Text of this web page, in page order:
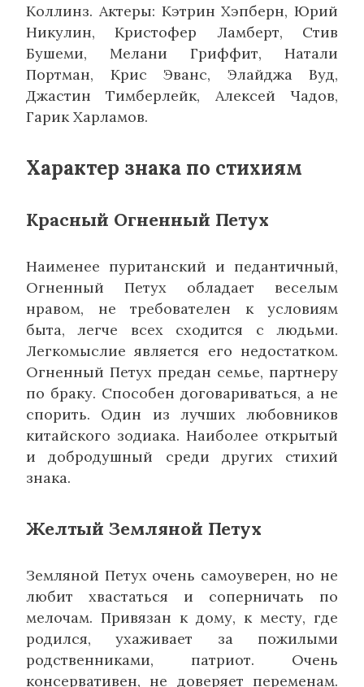
Коллинз. Актеры: Кэтрин Хэпберн, Юрий
Никулин, Кристофер Ламберт, Стив
Бушеми, Мелани Гриффит, Натали
Портман, Крис Эванс, Элайджа Вуд,
Джастин Тимберлейк, Алексей Чадов,
Гарик Харламов.
Характер знака по стихиям
Красный Огненный Петух
Наименее пуританский и педантичный,
Огненный Петух обладает веселым
нравом, не требователен к условиям
быта, легче всех сходится с людьми.
Легкомыслие является его недостатком.
Огненный Петух предан семье, партнеру
по браку. Способен договариваться, а не
спорить. Один из лучших любовников
китайского зодиака. Наиболее открытый
и добродушный среди других стихий
знака.
Желтый Земляной Петух
Земляной Петух очень самоуверен, но не
любит хвастаться и соперничать по
мелочам. Привязан к дому, к месту, где
родился, ухаживает за пожилыми
родственниками, патриот. Очень
консервативен, не доверяет переменам.